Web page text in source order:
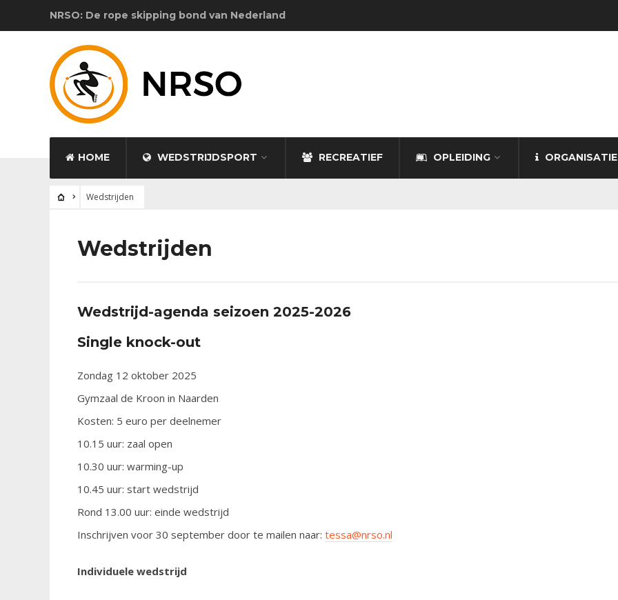
NRSO: De rope skipping bond van Nederland
HOME WEDSTRIJDSPORT RECREATIEF OPLEIDING ORGANISATIE
Wedstrijden
Wedstrijden
Wedstrijd-agenda seizoen 2025-2026
Single knock-out
Zondag 12 oktober 2025
Gymzaal de Kroon in Naarden
Kosten: 5 euro per deelnemer
10.15 uur: zaal open
10.30 uur: warming-up
10.45 uur: start wedstrijd
Rond 13.00 uur: einde wedstrijd
Inschrijven voor 30 september door te mailen naar: tessa@nrso.nl
Individuele wedstrijd